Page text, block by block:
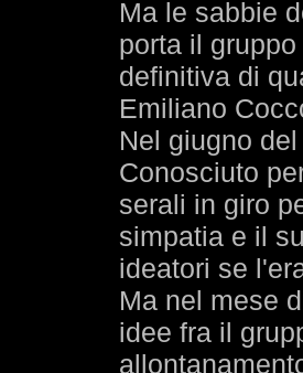
Ma le sabbie
porta il
definitiva di
Emiliano
Nel giugno
Conosciuto
serali in giro
simpatia e il
ideatori se
Ma nel mese
idee fra il